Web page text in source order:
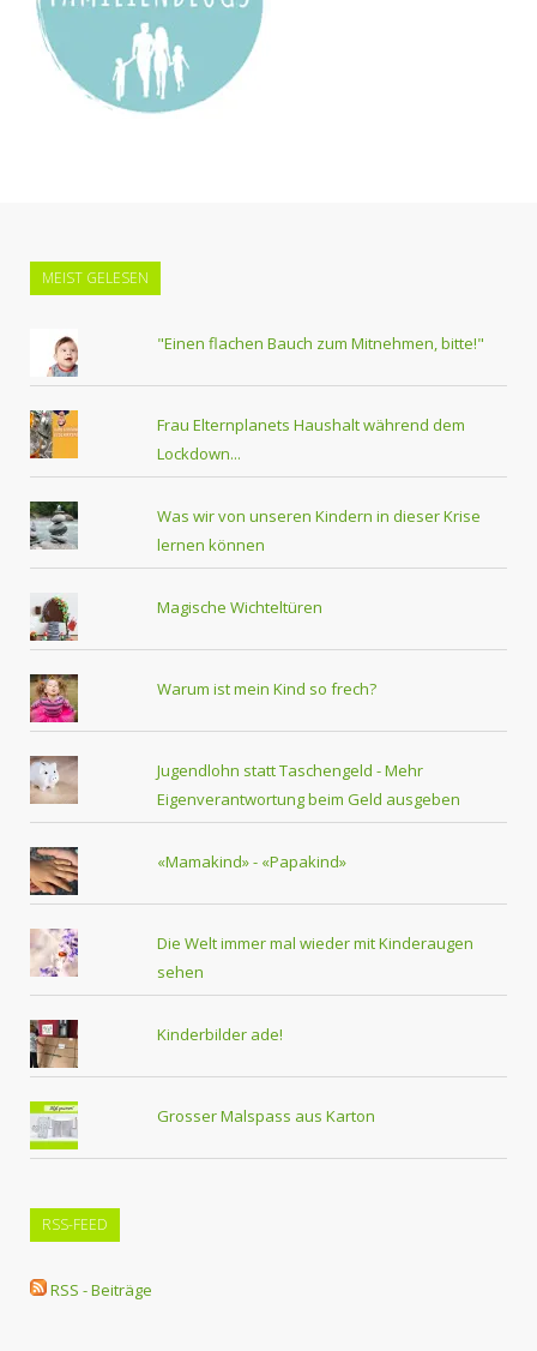
MEIST GELESEN
"Einen flachen Bauch zum Mitnehmen, bitte!"
Frau Elternplanets Haushalt während dem
Lockdown...
Was wir von unseren Kindern in dieser Krise
lernen können
Magische Wichteltüren
Warum ist mein Kind so frech?
Jugendlohn statt Taschengeld - Mehr
Eigenverantwortung beim Geld ausgeben
«Mamakind» - «Papakind»
Die Welt immer mal wieder mit Kinderaugen
sehen
Kinderbilder ade!
Grosser Malspass aus Karton
RSS-FEED
RSS - Beiträge